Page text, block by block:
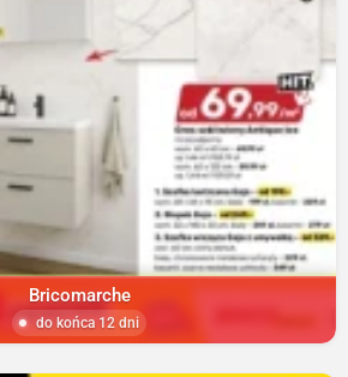
Bricomarche
do końca 12 dni